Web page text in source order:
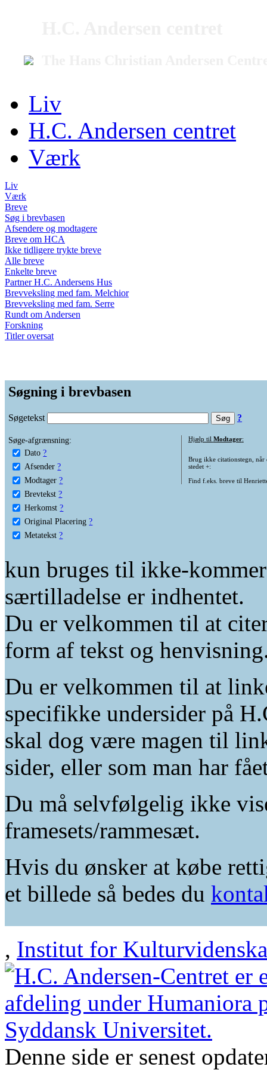
Liv
H.C. Andersen centret
Værk
Liv
Værk
Breve
Søg i brevbasen
Afsendere og modtagere
Breve om HCA
Ikke tidligere trykte breve
Alle breve
Enkelte breve
Partner H.C. Andersens Hus
Brevveksling med fam. Melchior
Brevveksling med fam. Serre
Rundt om Andersen
Forskning
Titler oversat
Søgning i brevbasen
Søgetekst ?
Søge-afgrænsning:
Dato ?
Afsender ?
Modtager ?
Brevtekst ?
Herkomst ?
Original Placering ?
Metatekst ?
Hjælp til Modtager:
Brug ikke citationstegn, når
stedet +:
Find f.eks. breve til
kun bruges til ikke-
særtilladelse er indhentet.
Du er velkommen til at
form af tekst og
Du er velkommen til at
specifikke undersider på
skal dog være magen til
sider, eller som man har
Du må selvfølgelig ikke
framesets/rammesæt.
Hvis du ønsker at købe
et billede så bedes du
, Institut for
Denne side er senest